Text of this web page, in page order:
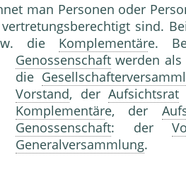
man Personen oder
vertretungsberechtigt sind.
die Komplementäre.
Genossenschaft werden
die
Vorstand, derAufsichtsrat
Komplementäre, der
Genossenschaft: der
Generalversammlung.